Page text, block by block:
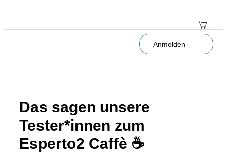
Anmelden
Das sagen unsere
Tester*innen zum
Esperto2 Caffè ☕